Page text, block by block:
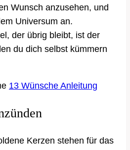
Wunsch anzusehen, und
Universum an.
der übrig bleibt, ist der
du dich selbst kümmern
13 Wünsche Anleitung
Kerzen stehen für das